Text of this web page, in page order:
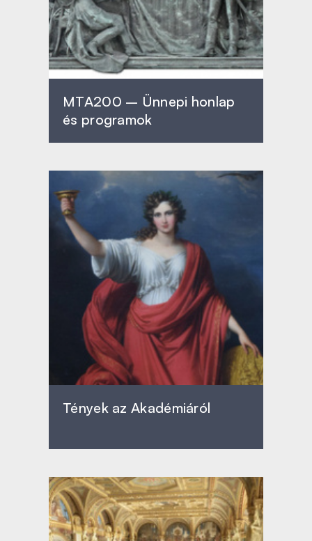
MTA200 – Ünnepi honlap
és programok
Tények az Akadémiáról